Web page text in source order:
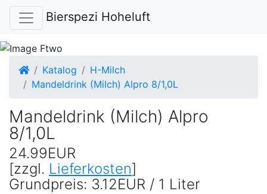
Bierspezi Hoheluft
Startseite
Katalog
H-Milch
Mandeldrink (Milch) Alpro 8/1,0L
Mandeldrink (Milch) Alpro
8/1,0L
24.99EUR
[zzgl. Lieferkosten]
Grundpreis: 3.12EUR / 1 Liter